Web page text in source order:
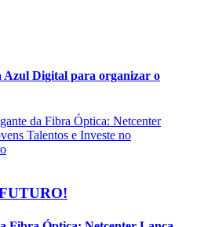
Azul Digital para organizar o